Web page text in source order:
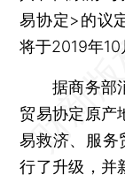
易协定>的议
将于2019年10
据商务部消
贸易协定原产
易救济、服务
行了升级，并